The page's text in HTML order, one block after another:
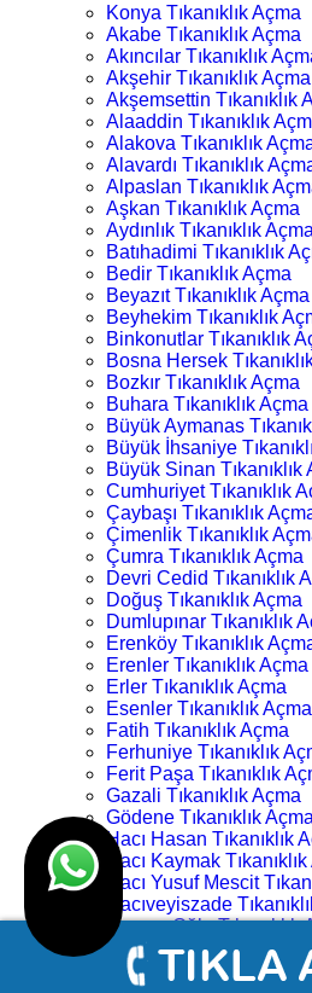
Konya Tıkanıklık Açma
Akabe Tıkanıklık Açma
Akıncılar Tıkanıklık
Akşehir Tıkanıklık Açma
Akşemsettin Tıkanıklık
Alaaddin Tıkanıklık
Alakova Tıkanıklık
Alavardı Tıkanıklık
Alpaslan Tıkanıklık
Aşkan Tıkanıklık Açma
Aydınlık Tıkanıklık Açma
Batıhadimi Tıkanıklık
Bedir Tıkanıklık Açma
Beyazıt Tıkanıklık Açma
Beyhekim Tıkanıklık
Binkonutlar Tıkanıklık
Bosna Hersek
Bozkır Tıkanıklık Açma
Buhara Tıkanıklık Açma
Büyük Aymanas
Büyük İhsaniye
Büyük Sinan Tıkanıklık
Cumhuriyet Tıkanıklık
Çaybaşı Tıkanıklık
Çimenlik Tıkanıklık
Çumra Tıkanıklık Açma
Devri Cedid Tıkanıklık
Doğuş Tıkanıklık Açma
Dumlupınar Tıkanıklık
Erenköy Tıkanıklık
Erenler Tıkanıklık Açma
Erler Tıkanıklık Açma
Esenler Tıkanıklık Açma
Fatih Tıkanıklık Açma
Ferhuniye Tıkanıklık
Ferit Paşa Tıkanıklık
Gazali Tıkanıklık Açma
Gödene Tıkanıklık Açma
Hacı Hasan Tıkanıklık
Hacı Kaymak
Hacı Yusuf Mescit
Hacıveyiszade
Hamza Oğlu Tıkanıklık
Hanay Başı Tıkanıklık
Harmancık Tıkanıklık